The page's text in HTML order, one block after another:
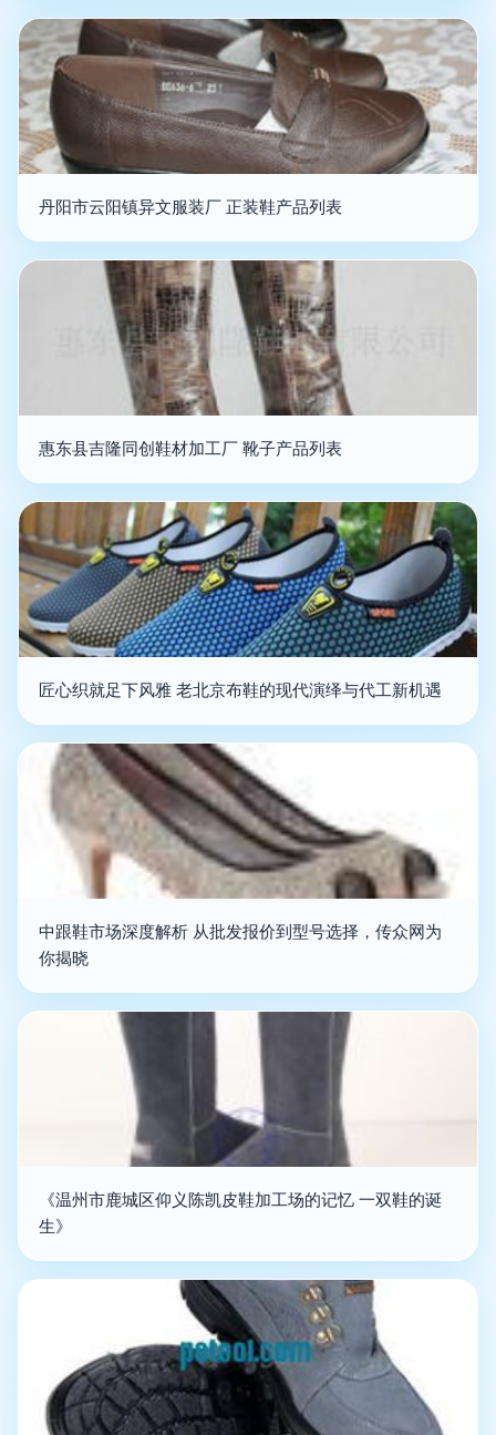
丹阳市云阳镇异文服装厂 正装鞋产品列表
惠东县吉隆同创鞋材加工厂 靴子产品列表
匠心织就足下风雅 老北京布鞋的现代演绎与代工新机遇
中跟鞋市场深度解析 从批发报价到型号选择，传众网为
你揭晓
《温州市鹿城区仰义陈凯皮鞋加工场的记忆 一双鞋的诞
生》